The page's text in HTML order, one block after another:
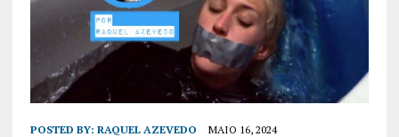
POSTED BY: RAQUEL AZEVEDO MAIO 16, 2024